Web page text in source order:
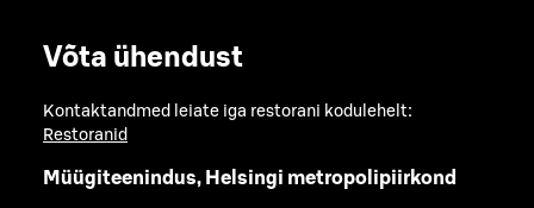
Võta ühendust
Kontaktandmed leiate iga restorani kodulehelt:
Restoranid
Müügiteenindus, Helsingi metropolipiirkond